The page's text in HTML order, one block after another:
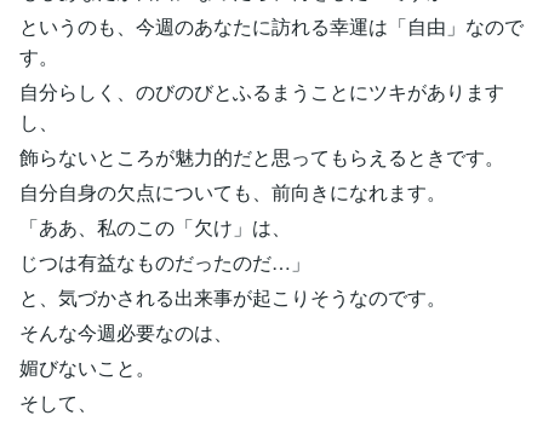
というのも、今週のあなたに訪れる幸運は「自由」なので
す。
自分らしく、のびのびとふるまうことにツキがあります
し、
飾らないところが魅力的だと思ってもらえるときです。
自分自身の欠点についても、前向きになれます。
「ああ、私のこの「欠け」は、
じつは有益なものだったのだ…」
と、気づかされる出来事が起こりそうなのです。
そんな今週必要なのは、
媚びないこと。
そして、